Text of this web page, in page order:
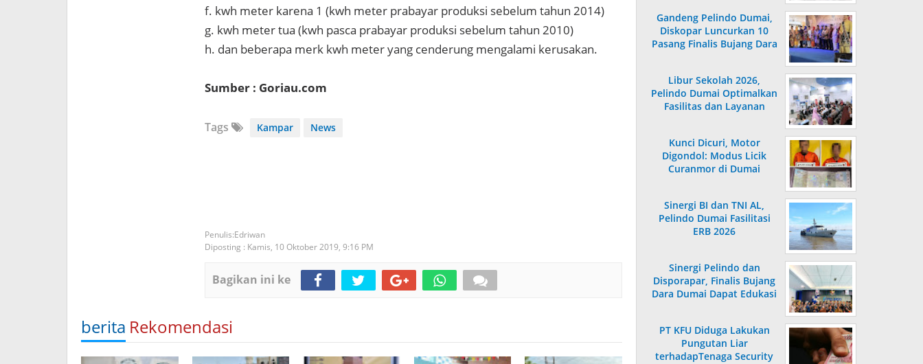
f. kwh meter karena 1 (kwh meter prabayar produksi sebelum tahun 2014)
g. kwh meter tua (kwh pasca prabayar produksi sebelum tahun 2010)
h. dan beberapa merk kwh meter yang cenderung mengalami kerusakan.
Sumber : Goriau.com
Tags Kampar News
Edriwan
Diposting : Kamis, 10 Oktober 2019, 9:16 PM
Bagikan ini ke
berita Rekomendasi
Gandeng Pelindo Dumai,
Diskopar Luncurkan 10
Pasang Finalis Bujang Dara
Libur Sekolah 2026,
Pelindo Dumai Optimalkan
Fasilitas dan Layanan
Kunci Dicuri, Motor
Digondol: Modus Licik
Curanmor di Dumai
Sinergi BI dan TNI AL,
Pelindo Dumai Fasilitasi
ERB 2026
Sinergi Pelindo dan
Disporapar, Finalis Bujang
Dara Dumai Dapat Edukasi
PT KFU Diduga Lakukan
Pungutan Liar
terhadapTenaga Security